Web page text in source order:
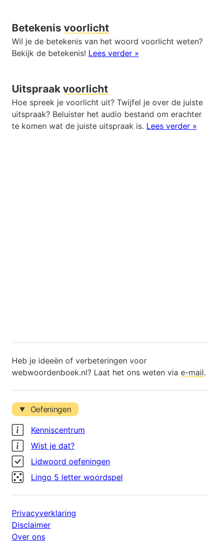
Betekenis voorlicht
Wil je de betekenis van het woord voorlicht weten?
Bekijk de betekenis! Lees verder »
Uitspraak voorlicht
Hoe spreek je voorlicht uit? Twijfel je over de juiste
uitspraak? Beluister het audio bestand om erachter
te komen wat de juiste uitspraak is. Lees verder »
Heb je ideeën of verbeteringen voor
webwoordenboek.nl? Laat het ons weten via e-mail.
Oefeningen
Kenniscentrum
Wist je dat?
Lidwoord oefeningen
Lingo 5 letter woordspel
Privacyverklaring
Disclaimer
Over ons